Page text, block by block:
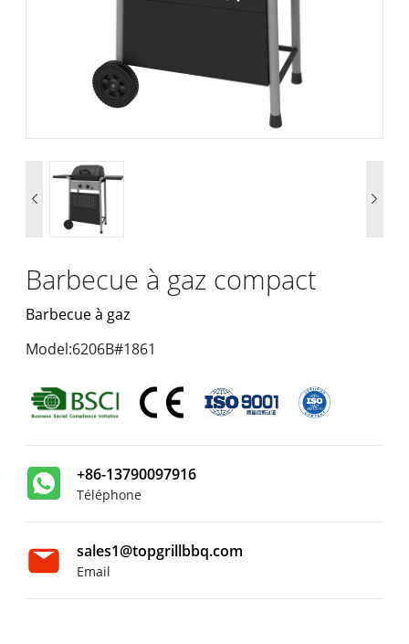
 
Barbecue à gaz compact
Barbecue à gaz
Model:6206B#1861
+86-13790097916
Téléphone
sales1@topgrillbbq.com
Email